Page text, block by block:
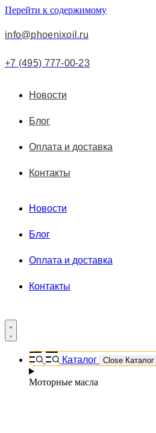
Перейти к содержимому
info@phoenixoil.ru
+7 (495) 777-00-23
Новости
Блог
Оплата и доставка
Контакты
Новости
Блог
Оплата и доставка
Контакты
Каталог Close Каталог
Моторные масла